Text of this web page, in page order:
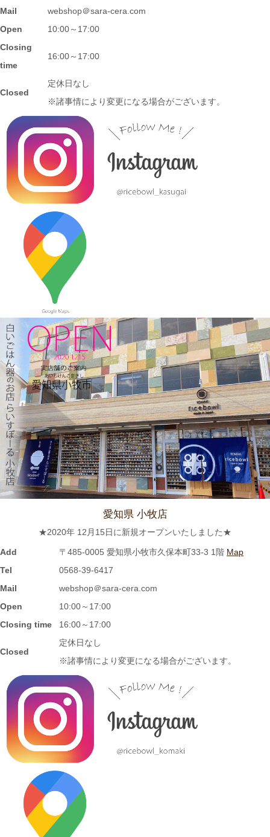
≪おすすめ≫ 信楽焼のモザイクプレート数量限定販売！
2024/1/15
か？
2024/1/12
≪おすすめ≫ お正月の暴飲暴食。。。ワンプレートで彩りよく
バランスの良い食事を♪
2024/1/3
≪おすすめ≫ 七草粥の準備は出来ましたか？お粥に麺類と色々
使える小どんぶりはいかかでしょうか？
2023/12/22
≪おすすめ≫ 少し大きめで使いやすい！カラフルオーバルボー
2023/12/15
≪新着商品≫ 波佐見焼のアップル柄とラフランス柄の小さめテ
ィーポット新入荷しました♪数量限定販売中！！
2023/12/1
≪おすすめ≫ 寒～い朝には、具沢山のあったか～いスープを信
楽焼スープカップでいかがでしょうか？
2023/11/16
≪新着商品≫ 波佐見焼のラフランスとりんごのマグカップ新入
荷しました♪先行販売中！！
2023/11/1
≪再入荷≫窯出し入荷しました♪松助窯 お野菜たっぷり担麺 タン
2023/10/25
≪新着商品≫ 波佐見焼の可愛いフルーツ柄平鉢新入荷しました♪
先行販売中！！
2023/10/23
≪おすすめ≫ あったか～いお茶にどうぞ！しのぎの湯飲み再入
荷しました♪焼きたてホヤホヤです★
2023/10/12
≪新着商品≫ 波佐見焼のアイテム新入荷しました♪ころころぱす
てるボーダーカップなど
2023/9/21
Mail
webshop＠sara-cera.com
Open
10:00～17:00
Closing
time
16:00～17:00
Closed
定休日なし
※諸事情により変更になる場合がございます。
愛知県 小牧店
★2020年 12月15日に新規オープンいたしました★
Add 〒485-0005 愛知県小牧市久保本町33-3 1階 Map
Tel
0568-39-6417
Mail
webshop＠sara-cera.com
Open
10:00～17:00
Closing time
16:00～17:00
Closed
定休日なし
※諸事情により変更になる場合がございます。